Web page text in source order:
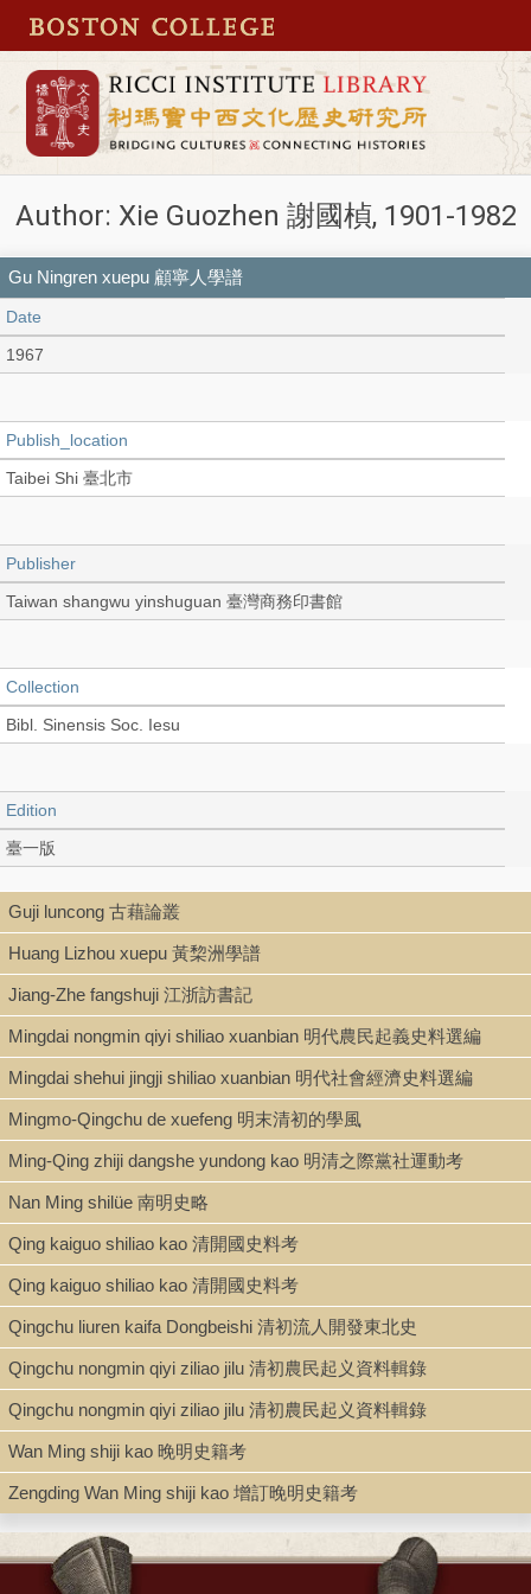
Author: Xie Guozhen 謝國楨, 1901-1982
Gu Ningren xuepu 顧寧人學譜
Date
1967
Publish_location
Taibei Shi 臺北市
Publisher
Taiwan shangwu yinshuguan 臺灣商務印書館
Collection
Bibl. Sinensis Soc. Iesu
Edition
臺一版
Language
Chinese 中文[繁體]
Record_type
Book
Series
Renren wenku 人人文庫 ; 0452
Shelf
Stacks
Call Number
AC149.R363 0452
Description
2, 2, 1, 180, 10 p. : port. ; 17.5 cm.
Guji luncong 古藉論叢
Huang Lizhou xuepu 黃棃洲學譜
Jiang-Zhe fangshuji 江浙訪書記
Mingdai nongmin qiyi shiliao xuanbian 明代農民起義史料選編
Mingdai shehui jingji shiliao xuanbian 明代社會經濟史料選編
Mingmo-Qingchu de xuefeng 明末清初的學風
Ming-Qing zhiji dangshe yundong kao 明清之際黨社運動考
Nan Ming shilüe 南明史略
Qing kaiguo shiliao kao 清開國史料考
Qing kaiguo shiliao kao 清開國史料考
Qingchu liuren kaifa Dongbeishi 清初流人開發東北史
Qingchu nongmin qiyi ziliao jilu 清初農民起义資料輯錄
Qingchu nongmin qiyi ziliao jilu 清初農民起义資料輯錄
Wan Ming shiji kao 晚明史籍考
Zengding Wan Ming shiji kao 增訂晚明史籍考